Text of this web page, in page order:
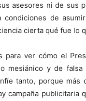
asesores ni de sus
condiciones de
cierta qué fue lo
para ver cómo el
mesiánico y de
tanto, porque más
campaña publicitaria